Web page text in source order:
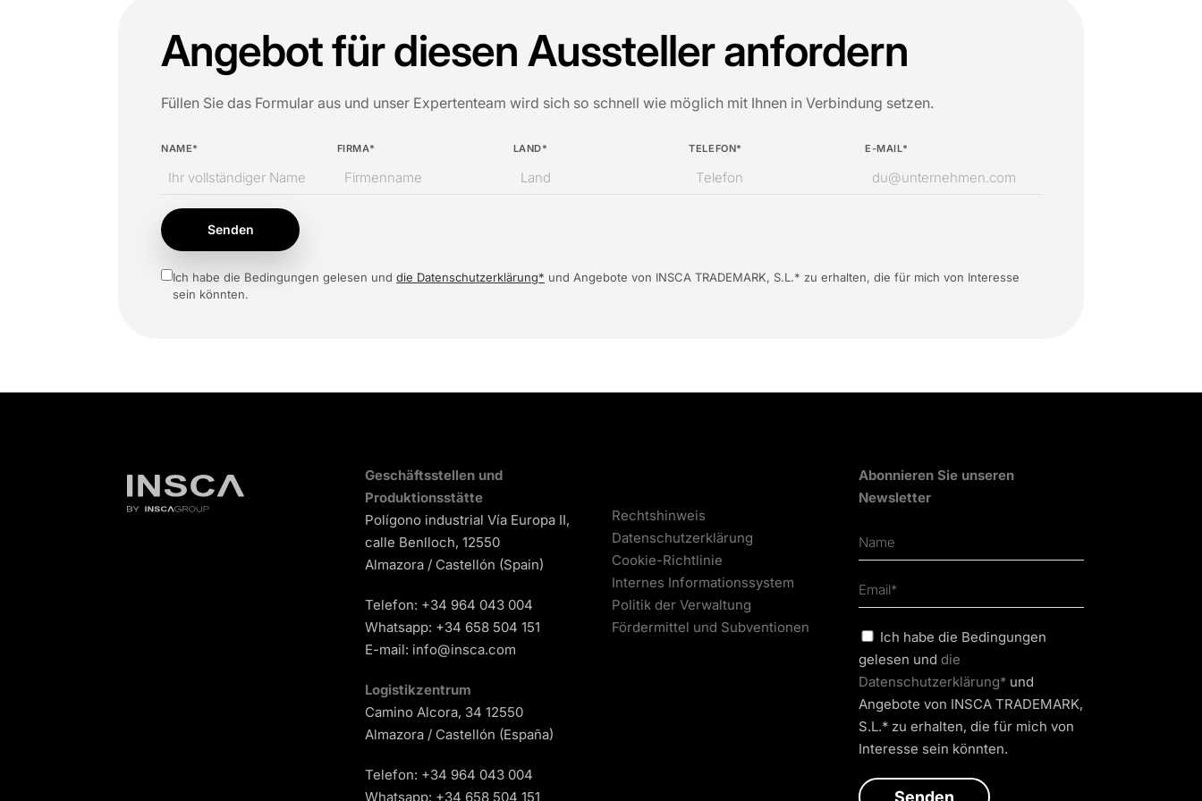
Angebot für diesen Aussteller anfordern
Füllen Sie das Formular aus und unser Expertenteam wird sich so schnell wie möglich mit Ihnen in Verbindung setzen.
NAME* FIRMA* LAND* TELEFON* E-MAIL*
Senden
Ich habe die Bedingungen gelesen und die Datenschutzerklärung* und Angebote von INSCA TRADEMARK, S.L.* zu erhalten, die für mich von Interesse
sein könnten.
Geschäftsstellen und
Produktionsstätte
Polígono industrial Vía Europa II,
calle Benlloch, 12550
Almazora / Castellón (Spain)
Telefon: +34 964 043 004
Whatsapp: +34 658 504 151
E-mail: info@insca.com
Logistikzentrum
Camino Alcora, 34 12550
Almazora / Castellón (España)
Telefon: +34 964 043 004
Whatsapp: +34 658 504 151
Rechtshinweis
Datenschutzerklärung
Cookie-Richtlinie
Internes Informationssystem
Politik der Verwaltung
Fördermittel und Subventionen
Abonnieren Sie unseren
Newsletter
Ich habe die Bedingungen
gelesen und die
Datenschutzerklärung* und
Angebote von INSCA TRADEMARK,
S.L.* zu erhalten, die für mich von
Interesse sein könnten.